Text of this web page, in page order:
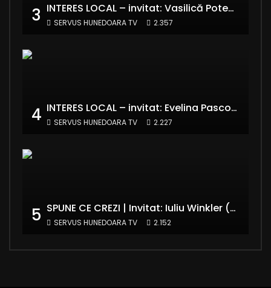
3 INTERES LOCAL – invitat: Vasilică Potecă – Senator PNL Hunedoara
SERVUS HUNEDOARA TV 2.357
4 INTERES LOCAL – invitat: Evelina Pasconi – Vicepreședinte Asociația Casa Divină
SERVUS HUNEDOARA TV 2.227
5 SPUNE CE CREZI | Invitat: Iuliu Winkler (europarlamentar UDMR – Grupul PPE)
SERVUS HUNEDOARA TV 2.152